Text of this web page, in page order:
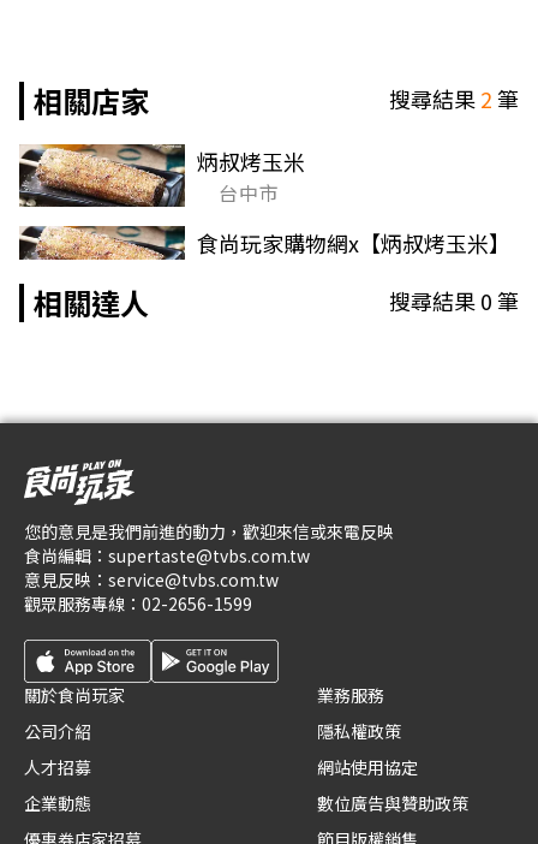
相關店家 搜尋結果2筆
炳叔烤玉米
台中市
食尚玩家購物網x【炳叔烤玉米】
相關達人 搜尋結果0筆
您的意見是我們前進的動力，歡迎來信或來電反映
食尚編輯： supertaste@tvbs.com.tw
意見反映： service@tvbs.com.tw
觀眾服務專線： 02-2656-1599
關於食尚玩家
公司介紹
人才招募
企業動態
優惠券店家招募
業務服務
隱私權政策
網站使用協定
數位廣告與贊助政策
節目版權銷售